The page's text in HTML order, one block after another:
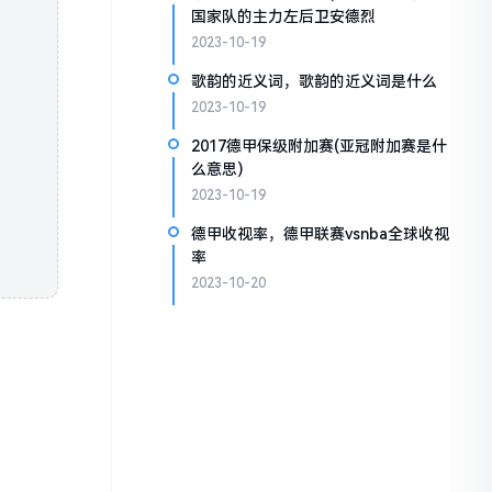
国家队的主力左后卫安德烈
2023-10-19
歌韵的近义词，歌韵的近义词是什么
2023-10-19
2017德甲保级附加赛(亚冠附加赛是什
么意思)
2023-10-19
德甲收视率，德甲联赛vsnba全球收视
率
2023-10-20